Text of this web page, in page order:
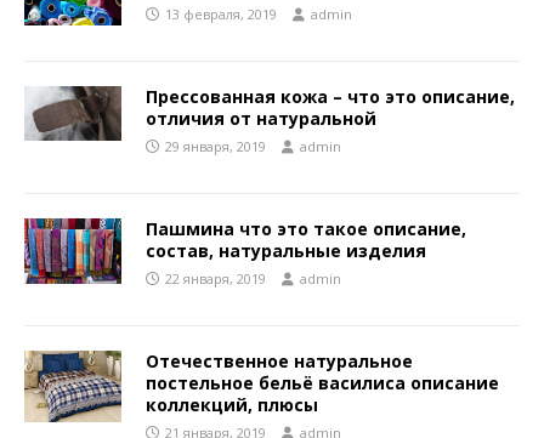
13 февраля, 2019 admin
Прессованная кожа – что это описание,
отличия от натуральной
29 января, 2019 admin
Пашмина что это такое описание,
состав, натуральные изделия
22 января, 2019 admin
Отечественное натуральное
постельное бельё василиса описание
коллекций, плюсы
21 января, 2019 admin